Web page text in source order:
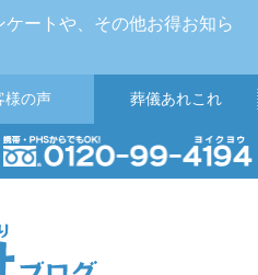
ートや、その他お得お知ら
様の声 葬儀あれこれ